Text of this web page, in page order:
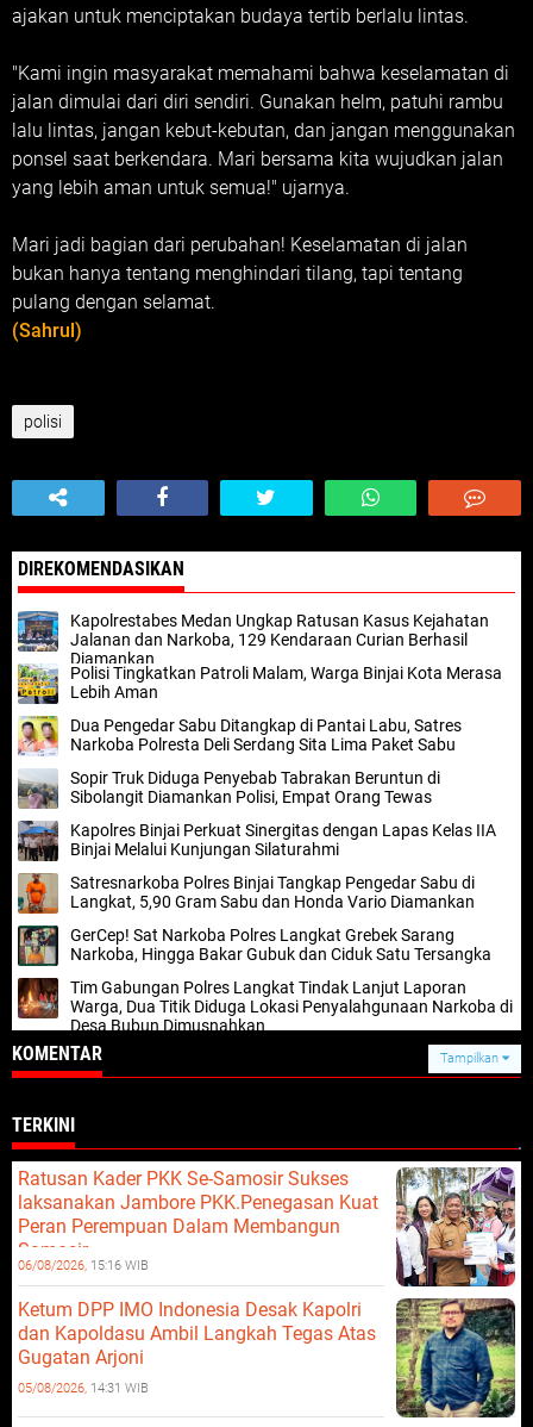
ajakan untuk menciptakan budaya tertib berlalu lintas.
"Kami ingin masyarakat memahami bahwa keselamatan di
jalan dimulai dari diri sendiri. Gunakan helm, patuhi rambu
lalu lintas, jangan kebut-kebutan, dan jangan menggunakan
ponsel saat berkendara. Mari bersama kita wujudkan jalan
yang lebih aman untuk semua!" ujarnya.
Mari jadi bagian dari perubahan! Keselamatan di jalan
bukan hanya tentang menghindari tilang, tapi tentang
pulang dengan selamat.
(Sahrul)
polisi
DIREKOMENDASIKAN
Kapolrestabes Medan Ungkap Ratusan Kasus Kejahatan
Jalanan dan Narkoba, 129 Kendaraan Curian Berhasil
Diamankan
Polisi Tingkatkan Patroli Malam, Warga Binjai Kota Merasa
Lebih Aman
Dua Pengedar Sabu Ditangkap di Pantai Labu, Satres
Narkoba Polresta Deli Serdang Sita Lima Paket Sabu
Sopir Truk Diduga Penyebab Tabrakan Beruntun di
Sibolangit Diamankan Polisi, Empat Orang Tewas
Kapolres Binjai Perkuat Sinergitas dengan Lapas Kelas IIA
Binjai Melalui Kunjungan Silaturahmi
Satresnarkoba Polres Binjai Tangkap Pengedar Sabu di
Langkat, 5,90 Gram Sabu dan Honda Vario Diamankan
GerCep! Sat Narkoba Polres Langkat Grebek Sarang
Narkoba, Hingga Bakar Gubuk dan Ciduk Satu Tersangka
Tim Gabungan Polres Langkat Tindak Lanjut Laporan
Warga, Dua Titik Diduga Lokasi Penyalahgunaan Narkoba di
Desa Bubun Dimusnahkan
KOMENTAR Tampilkan
TERKINI
Ratusan Kader PKK Se-Samosir Sukses
laksanakan Jambore PKK.Penegasan Kuat
Peran Perempuan Dalam Membangun
Samosir.
06/08/2026, 15:16 WIB
Ketum DPP IMO Indonesia Desak Kapolri
dan Kapoldasu Ambil Langkah Tegas Atas
Gugatan Arjoni
05/08/2026, 14:31 WIB